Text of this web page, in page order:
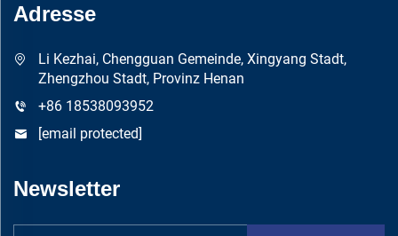
Adresse
Li Kezhai, Chengguan Gemeinde, Xingyang Stadt,
Zhengzhou Stadt, Provinz Henan
+86 18538093952
[email protected]
Newsletter